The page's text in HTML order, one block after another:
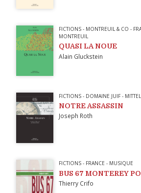
FICTIONS- MONTREUIL & CO -
MONTREUIL
QUASI LA NOUE
Alain Gluckstein
FICTIONS- DOMAINE JUIF-
NOTRE ASSASSIN
Joseph Roth
FICTIONS- FRANCE - MUSIQUE
BUS 67 MONTEREY
Thierry Crifo